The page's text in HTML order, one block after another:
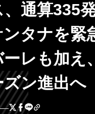
、通算335
ンタナを
ーレも加え
ン進出へ